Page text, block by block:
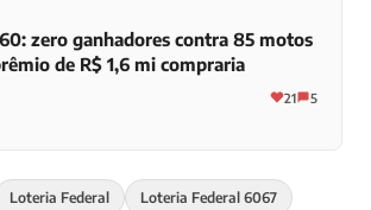
zero ganhadores contra 85 motos
de R$ 1,6 mi compraria
21 5
Loteria Federal Loteria Federal 6067